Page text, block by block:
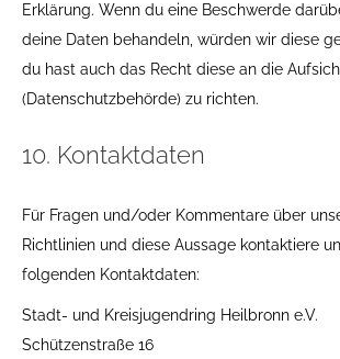
Erklärung. Wenn du eine Beschwerde
deine Daten behandeln, würden wir diese
du hast auch das Recht diese an die
(Datenschutzbehörde) zu richten.
10. Kontaktdaten
Für Fragen und/oder Kommentare über
Richtlinien und diese Aussage kontaktiere
folgenden Kontaktdaten:
Stadt- und Kreisjugendring Heilbronn e.V.
Schützenstraße 16